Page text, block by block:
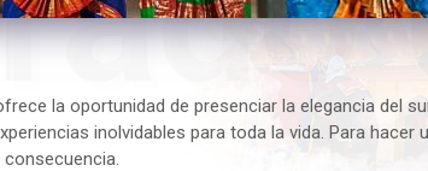
la oportunidad de presenciar la elegancia del
inolvidables para toda la vida. Para